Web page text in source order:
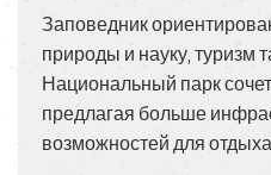
Заповедник
природы и науку, туризм
Национальный парк
предлагая больше
возможностей для